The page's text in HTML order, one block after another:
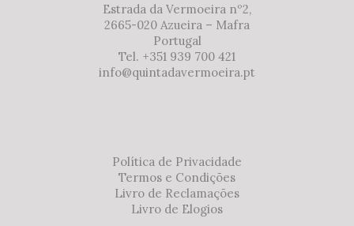
Estrada da Vermoeira nº2,
2665-020 Azueira – Mafra
Portugal
Tel. +351 939 700 421
info@quintadavermoeira.pt
Política de Privacidade
Termos e Condições
Livro de Reclamações
Livro de Elogios